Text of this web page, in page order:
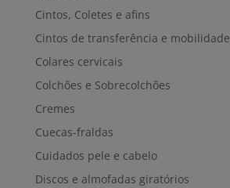
Cintos, Coletes e afins
Cintos de transferência e mobilidade
Colares cervicais
Colchões e Sobrecolchões
Cremes
Cuecas-fraldas
Cuidados pele e cabelo
Discos e almofadas giratórios